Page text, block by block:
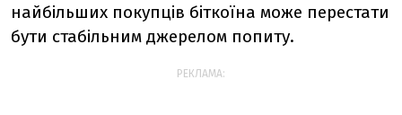
найбільших покупців біткоїна може перестати
бути стабільним джерелом попиту.
РЕКЛАМА: